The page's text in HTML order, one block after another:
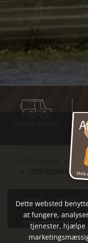
Indkvarteringer
ZAMBIA REJSER
INDKVARTERINGER
Dette websted
at fungere,
tjenester, hjælpe